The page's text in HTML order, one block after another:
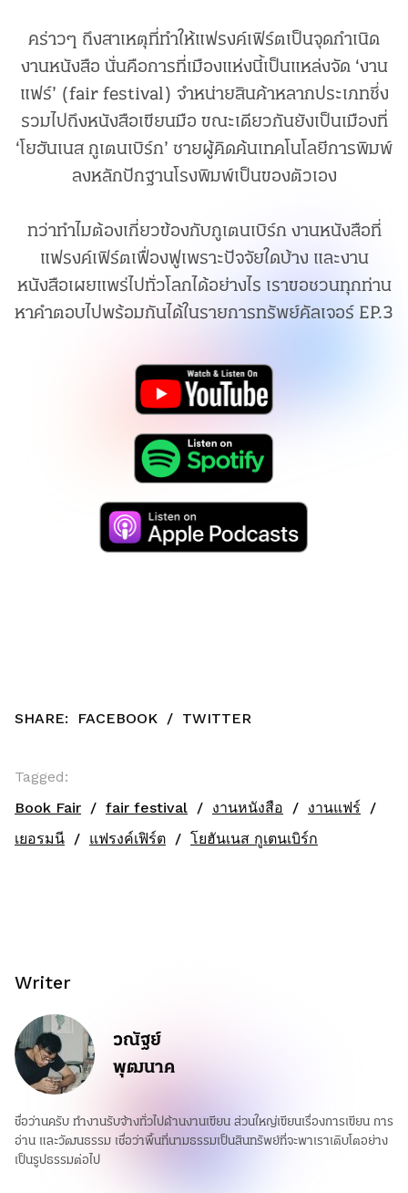
คร่าวๆ ถึงสาเหตุที่ทำให้แฟรงค์เฟิร์ตเป็นจุดกำเนิด
งานหนังสือ นั่นคือการที่เมืองแห่งนี้เป็นแหล่งจัด ‘งาน
แฟร์’ (fair festival) จำหน่ายสินค้าหลากประเภทซึ่ง
รวมไปถึงหนังสือเขียนมือ ขณะเดียวกันยังเป็นเมืองที่
‘โยฮันเนส กูเตนเบิร์ก’ ชายผู้คิดค้นเทคโนโลยีการพิมพ์
ลงหลักปักฐานโรงพิมพ์เป็นของตัวเอง
ทว่าทำไมต้องเกี่ยวข้องกับกูเตนเบิร์ก งานหนังสือที่
แฟรงค์เฟิร์ตเฟื่องฟูเพราะปัจจัยใดบ้าง และงาน
หนังสือเผยแพร่ไปทั่วโลกได้อย่างไร เราขอชวนทุกท่าน
หาคำตอบไปพร้อมกันได้ในรายการทรัพย์คัลเจอร์ EP.3
SHARE: FACEBOOK / TWITTER
Tagged:
Book Fair
fair festival งานหนังสือ
งานแฟร์
เยอรมนี
แฟรงค์เฟิร์ต โยฮันเนส กูเตนเบิร์ก
Writer
วณัฐย์
พุฒนาค
ชื่อว่านครับ ทำงานรับจ้างทั่วไปด้านงานเขียน ส่วนใหญ่เขียนเรื่องการเขียน การ
อ่าน และวัฒนธรรม เชื่อว่าพื้นที่นามธรรมเป็นสินทรัพย์ที่จะพาเราเติบโตอย่าง
เป็นรูปธรรมต่อไป